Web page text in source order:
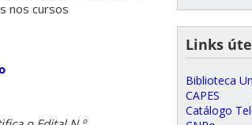
nos cursos
Links
Biblioteca
CAPES
Catálogo